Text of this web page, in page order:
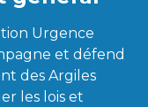
Urgence
et défend
des Argiles
les lois et